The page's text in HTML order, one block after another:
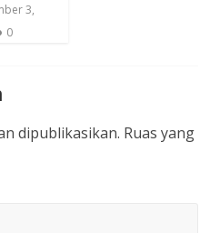
3,
0
dipublikasikan. Ruas yang